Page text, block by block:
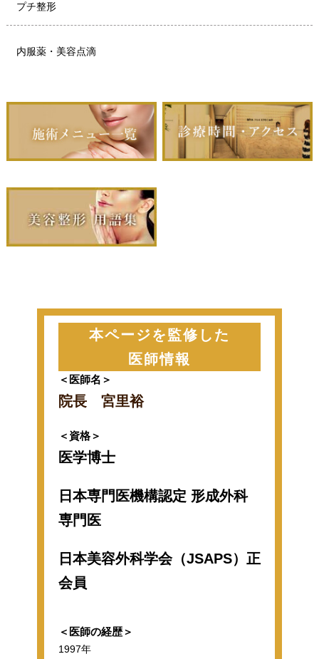
プチ整形
内服薬・美容点滴
本ページを監修した
医師情報
＜医師名＞
院長 宮里裕
＜資格＞
医学博士
日本専門医機構認定 形成外科
専門医
日本美容外科学会（JSAPS）正
会員
＜医師の経歴＞
1997年